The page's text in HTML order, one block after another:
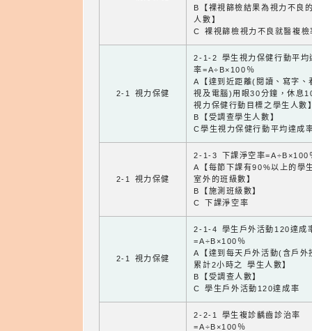
B【裸視篩檢結果為視力不良
人數】
C 裸視篩檢視力不良就醫複檢
2-1 視力保健
2-1-2 學生視力保健行動平均
率=A÷B×100％
A【達到近距離(閱讀、寫字、
視及電腦)用眼30分鐘，休息
視力保健行動目標之學生人數
B【受調查學生人數】
C學生視力保健行動平均達成
2-1 視力保健
2-1-3 下課淨空率=A÷B×100
A【每節下課有90%以上的學
室外的班級數】
B【施測班級數】
C 下課淨空率
2-1 視力保健
2-1-4 學生戶外活動120達成
=A÷B×100％
A【達到每天戶外活動(含戶外
累計2小時之 學生人數】
B【受調查人數】
C 學生戶外活動120達成率
2-2-1 學生複診齲齒診治率
=A÷B×100％